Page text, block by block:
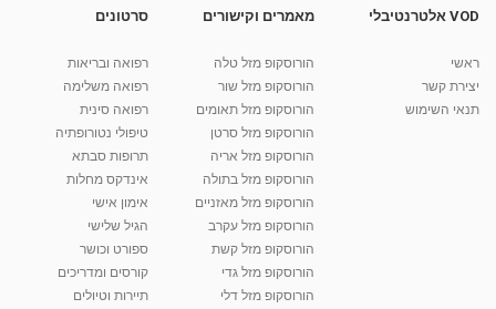
מאת Shahar-vod 4 שנים 1,201 צפיות
איילה בן איטח - מטפלת להעצמה ושינויים בחיים
10:17
קרין גורן - העוגה המתגלצ’ת ללא קמח
יוסי שר - מתמחה בשיטת אלכסנדר וטאי צ'י
2,738 צפיות
VOD אלטרנטיבלי
ראשי
יצירת קשר
תנאי השימוש
מאמרים וקישורים
הורוסקופ מזל טלה
הורוסקופ מזל שור
הורוסקופ מזל תאומים
הורוסקופ מזל סרטן
הורוסקופ מזל אריה
הורוסקופ מזל בתולה
הורוסקופ מזל מאזניים
הורוסקופ מזל עקרב
הורוסקופ מזל קשת
הורוסקופ מזל גדי
הורוסקופ מזל דלי
סרטונים
רפואה ובריאות
רפואה משלימה
רפואה סינית
טיפולי נטורופתיה
תרופות סבתא
אינדקס מחלות
אימון אישי
הגיל שלישי
ספורט וכושר
קורסים ומדריכים
תיירות וטיולים